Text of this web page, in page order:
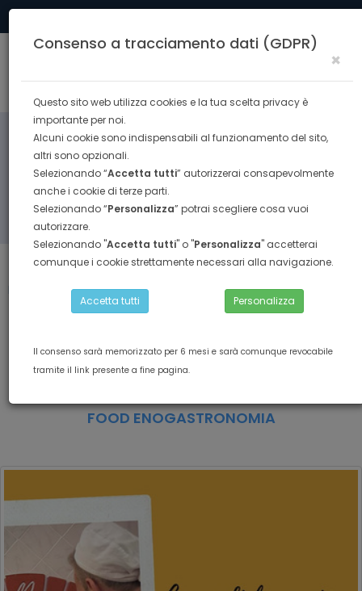
FOOD ENOGASTRONOMIA
corso professionalizzante per pizzaiolo (ada/uc 448)
Torna indietro
CORSO PROFESSIONALIZZANTE PER
FOOD ENOGASTRONOMIA
Consenso a tracciamento dati (GDPR)
×
Questo sito web utilizza cookies e la tua scelta privacy è
importante per noi.
Alcuni cookie sono indispensabili al funzionamento del sito,
altri sono opzionali.
Selezionando “Accetta tutti” autorizzerai consapevolmente
anche i cookie di terze parti.
Selezionando “Personalizza” potrai scegliere cosa vuoi
autorizzare.
Selezionando "Accetta tutti" o "Personalizza" accetterai
comunque i cookie strettamente necessari alla navigazione.
Accetta tutti Personalizza
Il consenso sarà memorizzato per 6 mesi e sarà comunque revocabile
tramite il link presente a fine pagina.